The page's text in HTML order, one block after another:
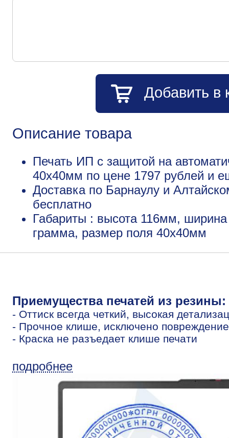
Добавить в
Описание товара
Печать ИП с защитой на
40х40мм по цене 1797 рублей и
Доставка по Барнаулу и
бесплатно
Габариты : высота 116мм,
грамма, размер поля 40х40мм
Приемущества печатей из резины:
- Оттиск всегда четкий, высокая
- Прочное клише, исключено
- Краска не разъедает клише печати
подробнее